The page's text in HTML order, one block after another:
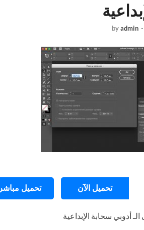
byadmin -
تحميل الآن تحميل مباشر
أدوبي سحابة الإبداعية